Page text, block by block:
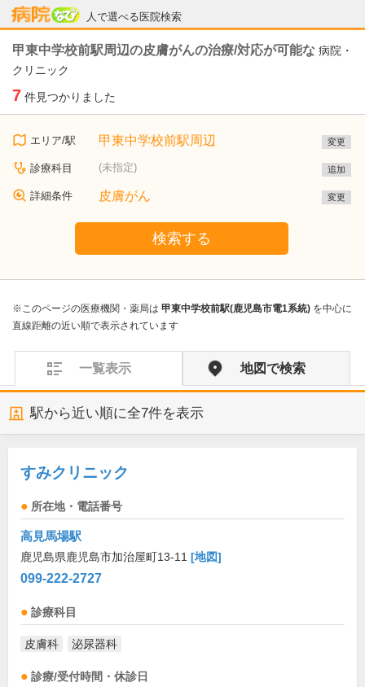
人で選べる医院検索
病院なび
甲東中学校前駅周辺の皮膚がんの治療/対応が可能な 病院・
クリニック
7 件見つかりました
エリア/駅 甲東中学校前駅周辺 変更
診療科目 (未指定) 追加
詳細条件 皮膚がん 変更
検索する
※このページの医療機関・薬局は 甲東中学校前駅(鹿児島市電1系統) を中心に
直線距離の近い順で表示されています
一覧表示 地図で検索
駅から近い順に全7件を表示
すみクリニック
所在地・電話番号
高見馬場駅
鹿児島県鹿児島市加治屋町13-11 [地図]
099-222-2727
診療科目
皮膚科 泌尿器科
診療/受付時間・休診日